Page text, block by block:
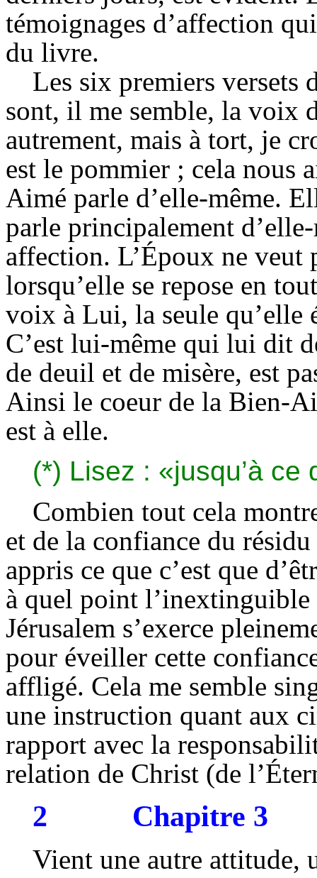
témoignages d’affection
du livre.
Les six premiers versets
sont, il me semble, la voix
autrement, mais à tort, je
est le pommier ; cela nous
Aimé parle d’elle-même.
parle principalement
affection. L’Époux ne veut
lorsqu’elle se repose en
voix à Lui, la seule qu’elle
C’est lui-même qui lui dit
de deuil et de misère, est
Ainsi le coeur de la Bien-
est à elle.
(*) Lisez : «jusqu’à ce
Combien tout cela
et de la confiance du
appris ce que c’est que
à quel point
Jérusalem s’exerce
pour éveiller cette
affligé. Cela me semble
une instruction quant aux
rapport avec la
relation de Christ (de
2 Chapitre 3
Vient une autre attitude,